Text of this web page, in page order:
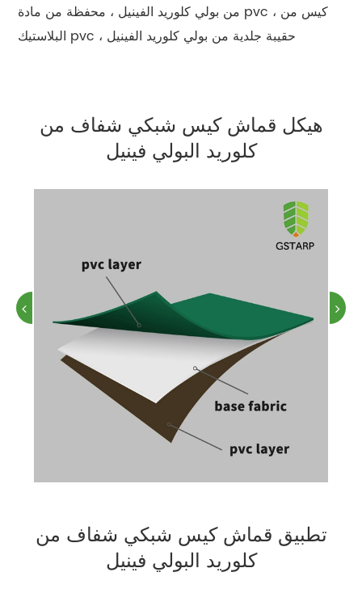
من بولي كلوريد الفينيل ، محفظة من مادة pvc ، كيس من
البلاستيك pvc ، حقيبة جلدية من بولي كلوريد الفينيل
هيكل قماش كيس شبكي شفاف من
كلوريد البولي فينيل
تطبيق قماش كيس شبكي شفاف من
كلوريد البولي فينيل